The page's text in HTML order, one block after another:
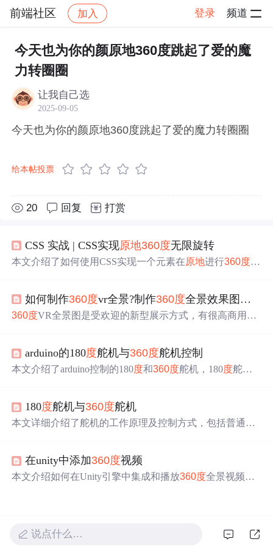
前端社区 加入 登录 频道
社区 前端社区 感慨 帖子详情
今天也为你的颜原地360度跳起了爱的魔
力转圈圈
让我自己选
2025-09-05
今天也为你的颜原地360度跳起了爱的魔力转圈圈
给本帖投票
20 回复 打赏
CSS 实战 | CSS实现原地360度无限旋转
本文介绍了如何使用CSS实现一个元素在原地进行360度的
如何制作360度vr全景?制作360度全景效果图有哪些技巧?
360度VR全景图是受欢迎的新型展示方式，有很高商用价
三脚架、垂直拍摄、设置白平衡、控制照片重叠率和快速
拍摄等。
arduino的180度舵机与360度舵机控制
本文介绍了arduino控制的180度和360度舵机，180度舵机
性能差异，如转速不一致。
180度舵机与360度舵机
本文详细介绍了舵机的工作原理及控制方式，包括普通舵
统的组成部分，在自动控制系统中的作用。
在unity中添加360度视频
本文介绍如何在Unity引擎中集成和播放360度全景视频，
说点什么…